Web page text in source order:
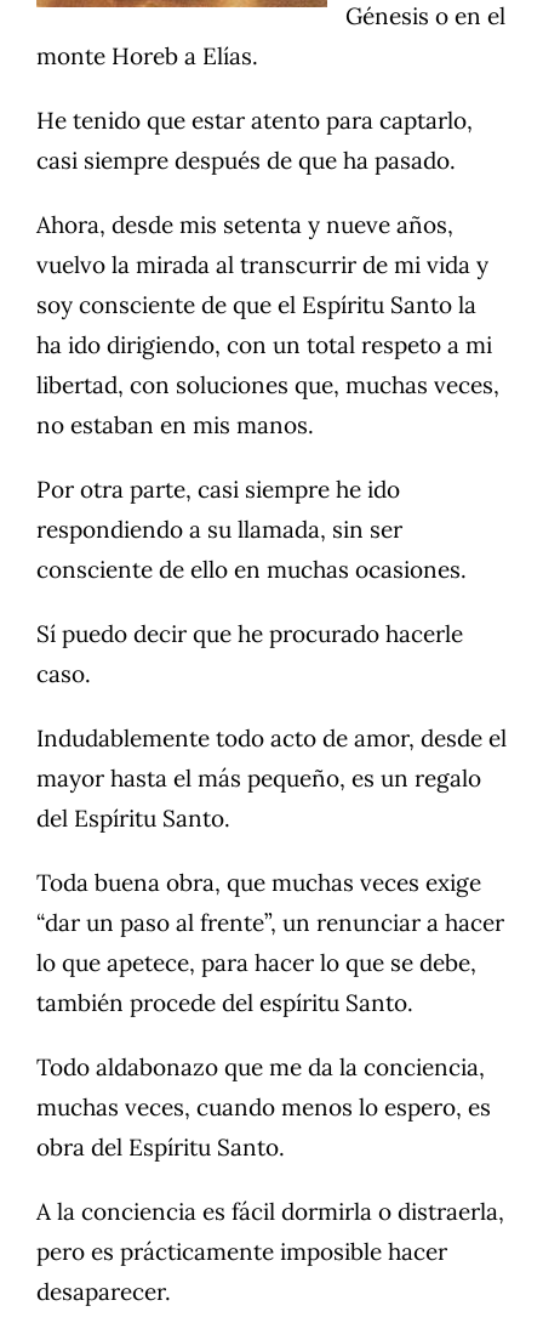
Génesis o en el
monte Horeb a Elías.
He tenido que estar atento para captarlo,
casi siempre después de que ha pasado.
Ahora, desde mis setenta y nueve años,
vuelvo la mirada al transcurrir de mi vida y
soy consciente de que el Espíritu Santo la
ha ido dirigiendo, con un total respeto a mi
libertad, con soluciones que, muchas veces,
no estaban en mis manos.
Por otra parte, casi siempre he ido
respondiendo a su llamada, sin ser
consciente de ello en muchas ocasiones.
Sí puedo decir que he procurado hacerle
caso.
Indudablemente todo acto de amor, desde el
mayor hasta el más pequeño, es un regalo
del Espíritu Santo.
Toda buena obra, que muchas veces exige
“dar un paso al frente”, un renunciar a hacer
lo que apetece, para hacer lo que se debe,
también procede del espíritu Santo.
Todo aldabonazo que me da la conciencia,
muchas veces, cuando menos lo espero, es
obra del Espíritu Santo.
A la conciencia es fácil dormirla o distraerla,
pero es prácticamente imposible hacer
desaparecer.